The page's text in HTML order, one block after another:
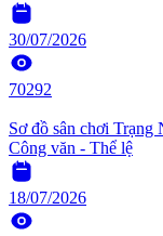
30/07/2026
70292
Sơ đồ sân chơi Trạng
Công văn - Thể lệ
18/07/2026